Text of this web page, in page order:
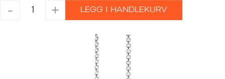
-
ROGALAND
KJEDE
+ LEGG I HANDLEKURV